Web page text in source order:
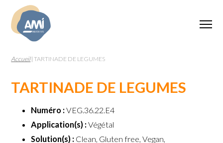
Accueil|TARTINADE DE LEGUMES
TARTINADE DE LEGUMES
Numéro : VEG.36.22.E4
Application(s) : Végétal
Solution(s) : Clean, Gluten free, Vegan,